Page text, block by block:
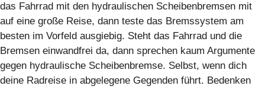
das Fahrrad mit den hydraulischen Scheibenbremsen mit
auf eine große Reise, dann teste das Bremssystem am
besten im Vorfeld ausgiebig. Steht das Fahrrad und die
Bremsen einwandfrei da, dann sprechen kaum Argumente
gegen hydraulische Scheibenbremse. Selbst, wenn dich
deine Radreise in abgelegene Gegenden führt. Bedenken